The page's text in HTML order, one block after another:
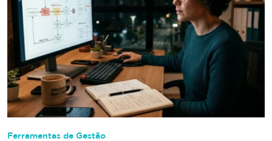
Ferramentas de Gestão